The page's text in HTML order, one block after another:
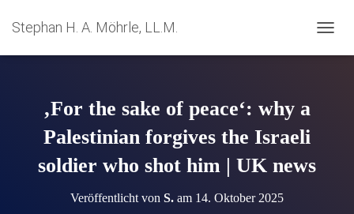
Stephan H. A. Möhrle, LL.M.
A
‚For the sake of peace‘: why a
Palestinian forgives the Israeli
soldier who shot him | UK news
Veröffentlicht von S. am 14. Oktober 2025